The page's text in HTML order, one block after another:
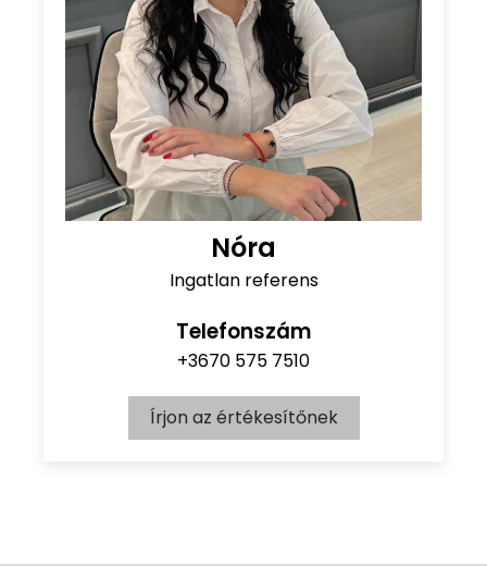
Nóra
Ingatlan referens
Telefonszám
+3670 575 7510
Írjon az értékesítőnek